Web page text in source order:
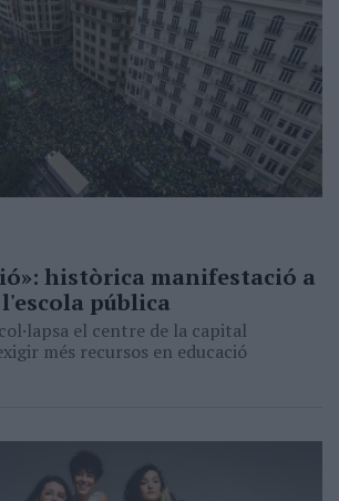
històrica manifestació a
pública
el centre de la capital
més recursos en educació